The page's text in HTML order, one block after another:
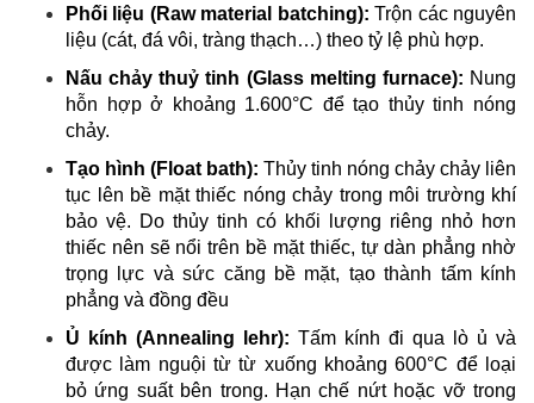
Phối liệu (Raw material batching): Trộn các nguyên
liệu (cát, đá vôi, tràng thạch…) theo tỷ lệ phù hợp.
Nấu chảy thuỷ tinh (Glass melting furnace): Nung
hỗn hợp ở khoảng 1.600°C để tạo thủy tinh nóng
chảy.
Tạo hình (Float bath): Thủy tinh nóng chảy chảy liên
tục lên bề mặt thiếc nóng chảy trong môi trường khí
bảo vệ. Do thủy tinh có khối lượng riêng nhỏ hơn
thiếc nên sẽ nổi trên bề mặt thiếc, tự dàn phẳng nhờ
trọng lực và sức căng bề mặt, tạo thành tấm kính
phẳng và đồng đều
Ủ kính (Annealing lehr): Tấm kính đi qua lò ủ và
được làm nguội từ từ xuống khoảng 600°C để loại
bỏ ứng suất bên trong. Hạn chế nứt hoặc vỡ trong